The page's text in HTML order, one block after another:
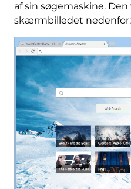
af sin søgemaskine.
skærmbilledet nedenfor: